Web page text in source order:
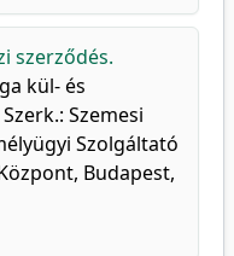
szerződés.
kül- és
Szemesi
Szolgáltató
Budapest,